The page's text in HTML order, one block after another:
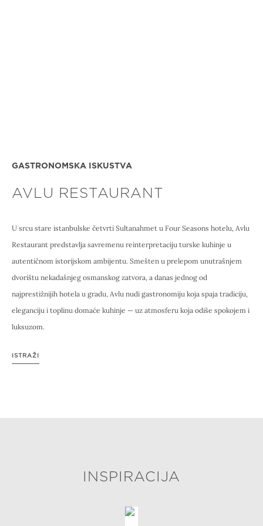
GASTRONOMSKA ISKUSTVA
AVLU RESTAURANT
U srcu stare istanbulske četvrti Sultanahmet u Four Seasons hotelu, Avlu
Restaurant predstavlja savremenu reinterpretaciju turske kuhinje u
autentičnom istorijskom ambijentu. Smešten u prelepom unutrašnjem
dvorištu nekadašnjeg osmanskog zatvora, a danas jednog od
najprestižnijih hotela u gradu, Avlu nudi gastronomiju koja spaja tradiciju,
eleganciju i toplinu domaće kuhinje — uz atmosferu koja odiše spokojem i
luksuzom.
ISTRAŽI
INSPIRACIJA